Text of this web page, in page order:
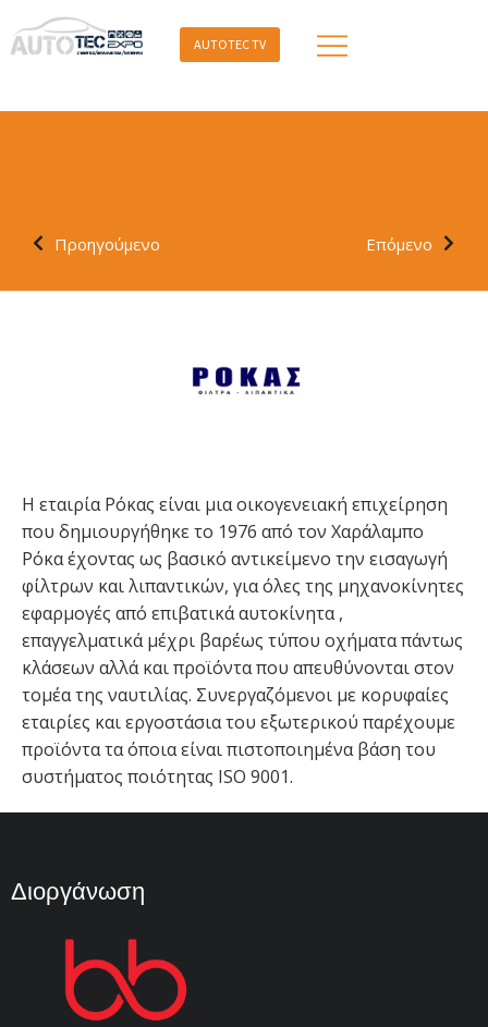
AUTOTEC TV
Προηγούμενο Επόμενο
Η εταιρία Ρόκας είναι μια οικογενειακή επιχείρηση
που δημιουργήθηκε το 1976 από τον Χαράλαμπο
Ρόκα έχοντας ως βασικό αντικείμενο την εισαγωγή
φίλτρων και λιπαντικών, για όλες της μηχανοκίνητες
εφαρμογές από επιβατικά αυτοκίνητα ,
επαγγελματικά μέχρι βαρέως τύπου οχήματα πάντως
κλάσεων αλλά και προϊόντα που απευθύνονται στον
τομέα της ναυτιλίας. Συνεργαζόμενοι με κορυφαίες
εταιρίες και εργοστάσια του εξωτερικού παρέχουμε
προϊόντα τα όποια είναι πιστοποιημένα βάση του
συστήματος ποιότητας ISO 9001.
Διοργάνωση